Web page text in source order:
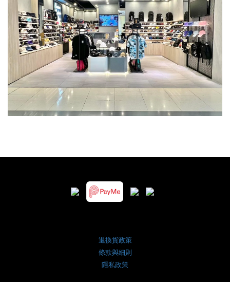
退換貨政策
條款與細則
隱私政策